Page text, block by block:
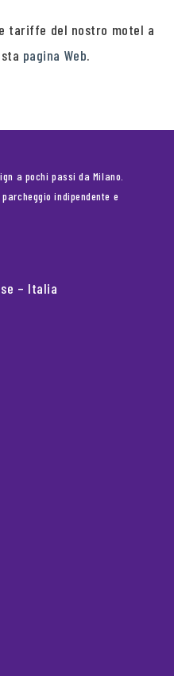
tariffe del nostro motel a
pagina Web.
a pochi passi da Milano.
indipendente e
– Italia